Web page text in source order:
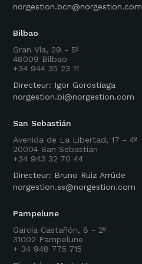
norgestion.bcn@norgestion.com
Bilbao
Gran Vía, 29 - 5º
48009 Bilbao
+34 944 35 23 11
Directeur: Igor Gorostiaga
norgestion.bi@norgestion.com
San Sebastián
Avenida de La Libertad, 17 - 4º
20004 San Sebastián
+34 943 32 70 44
Directeur: Bruno Ruiz Arrúde
norgestion.ss@norgestion.com
Pampelune
García Castañón, 8 - 2º
31002 Pampelune
+ 34 948 775 715